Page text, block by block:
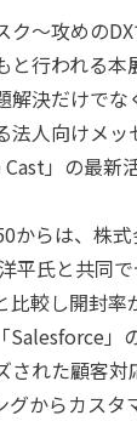
ク～攻めの
と行われる
解決だけで
法人向けメッ
Cast」の最新
からは、株
平氏と共同
比較し開封
Salesforce」
された顧客
グからカス